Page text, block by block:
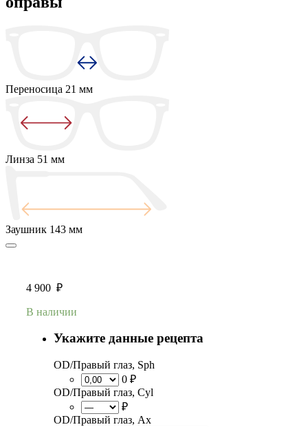
Переносица 21 мм
Линза 51 мм
Заушник 143 мм
4 900 ₽
В наличии
Укажите данные рецепта
OD/Правый глаз, Sph
0 ₽
OD/Правый глаз, Cyl
₽
OD/Правый глаз, Ax